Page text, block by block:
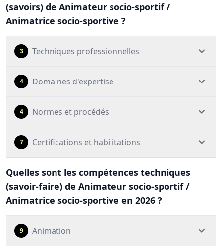
(savoirs) de Animateur socio-sportif /
Animatrice socio-sportive ?
3 Techniques professionnelles
4 Domaines d'expertise
4 Normes et procédés
7 Certifications et habilitations
Quelles sont les compétences techniques
(savoir-faire) de Animateur socio-sportif /
Animatrice socio-sportive en 2026 ?
9 Animation